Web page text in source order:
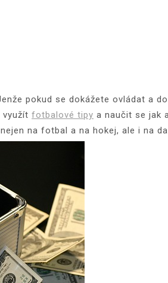
pokud se dokážete ovládat a
využít fotbalové tipy a naučit se jak
na fotbal a na hokej, ale i na